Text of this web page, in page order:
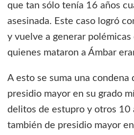
que tan sólo tenía 16 años
asesinada. Este caso logró
y vuelve a generar
quienes mataron a Ámbar
A esto se suma una condena
presidio mayor en su grado
delitos de estupro y otros 10
también de presidio mayor